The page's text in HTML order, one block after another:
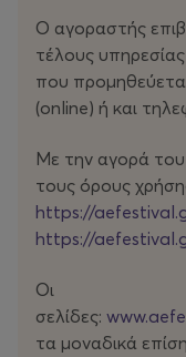
Ο αγοραστής
τέλους
που
(οnline) ή και
Με την αγορά του
τους όρους
https://
https://
Οι
σελίδες:
τα μοναδικά